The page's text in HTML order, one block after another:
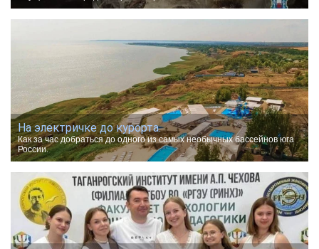
На электричке до курорта.
Как за час добраться до одного из самых необычных бассейнов юга
России.